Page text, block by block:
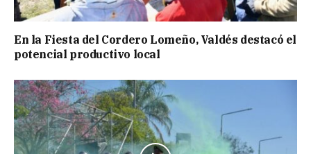
En la Fiesta del Cordero Lomeño, Valdés destacó el
potencial productivo local